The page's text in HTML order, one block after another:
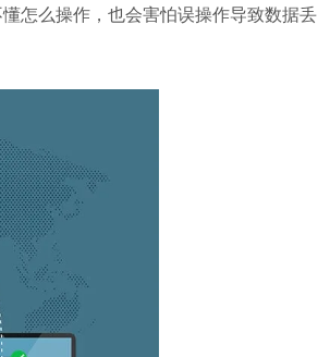
怎么操作，也会害怕误操作导致数据丢